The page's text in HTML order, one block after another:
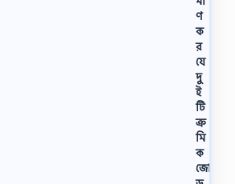
ণ
ক
র
যে
দু
ই
টি
ক্র
মি
ক
জো